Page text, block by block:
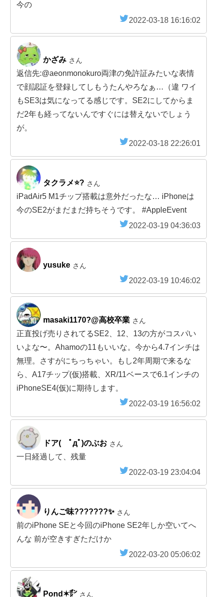
今の
2022-03-18 16:16:02
かざみ さん
返信先:@aeonmonokuro両津の免許証みたいな表情
で顔認証を登録してしもうたんやろなぁ…（違 ワイ
もSE3は気になってる感じです。SE2にしてからま
だ2年も経ってないんですぐには替えないでしょう
が。
2022-03-18 22:26:01
タクラメ⭐️? さん
iPadAir5 M1チップ搭載は意外だったな… iPhoneは
今のSE2がまだまだ持ちそうです。 #AppleEvent
2022-03-19 04:36:03
yusuke さん
2022-03-19 10:46:02
masaki1170?@高校卒業 さん
正直投げ売りされてるSE2、12、13の方がコスパい
いよな〜。Ahamoの11もいいな。今から4.7インチは
無理。さすがにちっちゃい。もし2年周期で来るな
ら、A17チップ(仮)搭載、XR/11ベースで6.1インチの
iPhoneSE4(仮)に期待します。
2022-03-19 16:56:02
ドア( ﾟдﾟ)のぶお さん
一日経過して、残量
2022-03-19 23:04:04
りんご味???????✨ さん
前のiPhone SEと今回のiPhone SE2年しか空いてへ
んな 前が空きすぎただけか
2022-03-20 05:06:02
Pond✶㍀ さん